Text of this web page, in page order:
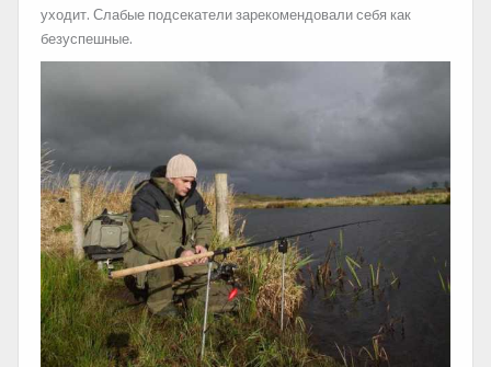
уходит. Слабые подсекатели зарекомендовали себя как
безуспешные.